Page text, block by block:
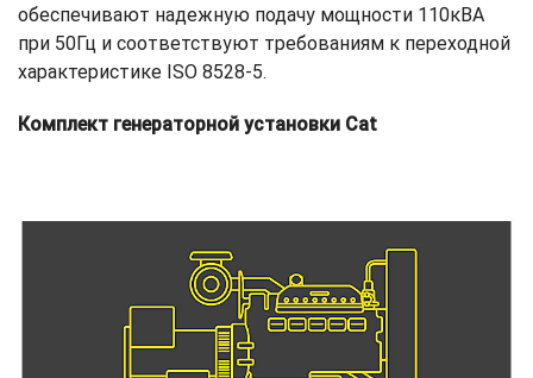
обеспечивают надежную подачу мощности 110кВА
при 50Гц и соответствуют требованиям к переходной
характеристике ISO 8528-5.
Комплект генераторной установки Cat